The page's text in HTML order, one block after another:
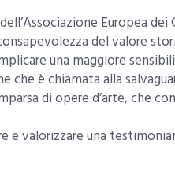
Europea
del valore
una maggiore
che è chiamata alla
di opere d’arte, che
e valorizzare una